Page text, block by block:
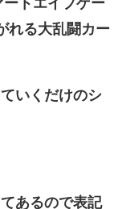
れる大乱闘カー
いくだけのシ
あるので表記